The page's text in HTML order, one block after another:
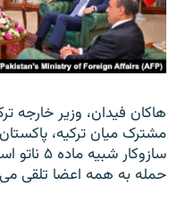
هاکان فیدان، وزیر خارجه
مشترک میان ترکیه،
سازوکار
حمله به همه اعضا تلقی